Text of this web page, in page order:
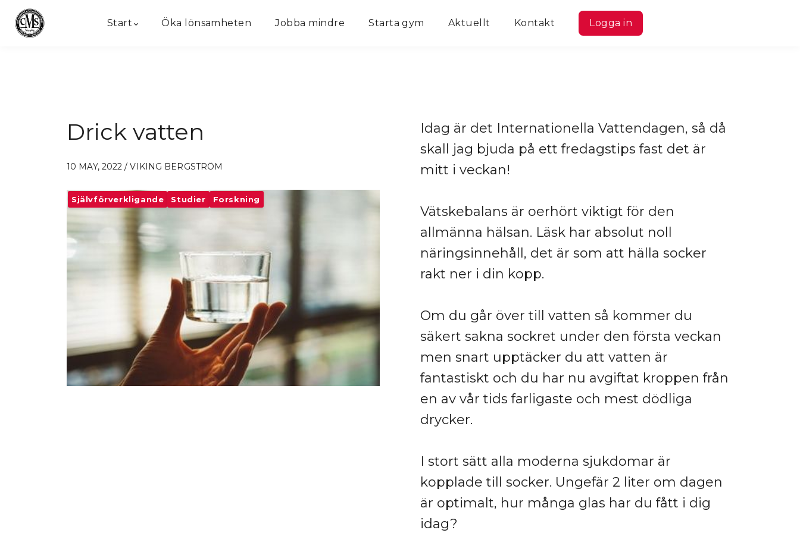
Start Öka lönsamheten Jobba mindre Starta gym Aktuellt Kontakt Logga in
Drick vatten
10 MAY, 2022 / VIKING BERGSTRÖM
Självförverkligande Studier Forskning
Idag är det Internationella Vattendagen, så då
skall jag bjuda på ett fredagstips fast det är
mitt i veckan!
Vätskebalans är oerhört viktigt för den
allmänna hälsan. Läsk har absolut noll
näringsinnehåll, det är som att hälla socker
rakt ner i din kopp.
Om du går över till vatten så kommer du
säkert sakna sockret under den första veckan
men snart upptäcker du att vatten är
fantastiskt och du har nu avgiftat kroppen från
en av vår tids farligaste och mest dödliga
drycker.
I stort sätt alla moderna sjukdomar är
kopplade till socker. Ungefär 2 liter om dagen
är optimalt, hur många glas har du fått i dig
idag?